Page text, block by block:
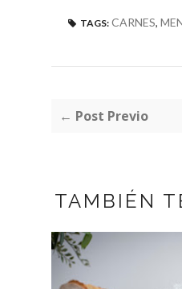
TAGS: CARNES,
← Post Previo
TAMBIÉN